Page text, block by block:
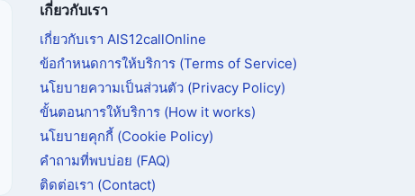
เกี่ยวกับเรา
เกี่ยวกับเรา AIS12callOnline
ข้อกำหนดการให้บริการ (Terms of Service)
นโยบายความเป็นส่วนตัว (Privacy Policy)
ขั้นตอนการให้บริการ (How it works)
นโยบายคุกกี้ (Cookie Policy)
คำถามที่พบบ่อย (FAQ)
ติดต่อเรา (Contact)